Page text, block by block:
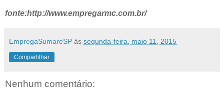
fonte:http://www.empregarmc.com.br/
EmpregaSumareSP às segunda-feira, maio 11, 2015
Compartilhar
Nenhum comentário: